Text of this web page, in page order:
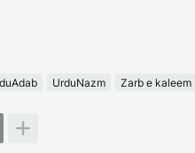
UrduNazm Zarb e kaleem